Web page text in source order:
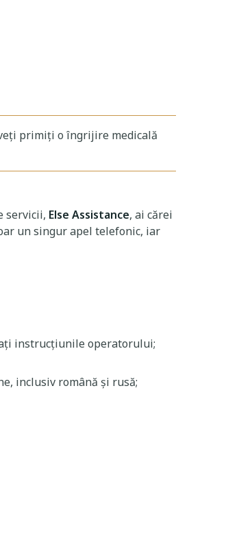
primiți o îngrijire medicală
servicii, Else Assistance, ai cărei
un singur apel telefonic, iar
instrucțiunile operatorului;
inclusiv română și rusă;